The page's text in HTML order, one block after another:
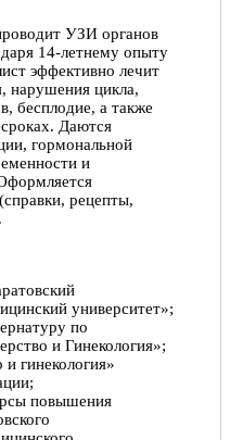
УЗИ органов
14-летнему опыту
эффективно лечит
нарушения цикла,
бесплодие, а также
Даются
гормональной
и
рецепты,
университет»;
по
и Гинекология»;
гинекология»
повышения